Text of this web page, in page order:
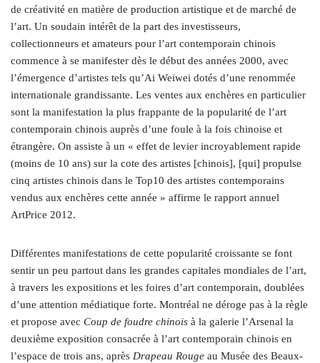
de créativité en matière de production artistique et de marché de
l’art. Un soudain intérêt de la part des investisseurs,
collectionneurs et amateurs pour l’art contemporain chinois
commence à se manifester dès le début des années 2000, avec
l’émergence d’artistes tels qu’Ai Weiwei dotés d’une renommée
internationale grandissante. Les ventes aux enchères en particulier
sont la manifestation la plus frappante de la popularité de l’art
contemporain chinois auprès d’une foule à la fois chinoise et
étrangère. On assiste à un « effet de levier incroyablement rapide
(moins de 10 ans) sur la cote des artistes [chinois], [qui] propulse
cinq artistes chinois dans le Top10 des artistes contemporains
vendus aux enchères cette année » affirme le rapport annuel
ArtPrice 2012.
Différentes manifestations de cette popularité croissante se font
sentir un peu partout dans les grandes capitales mondiales de l’art,
à travers les expositions et les foires d’art contemporain, doublées
d’une attention médiatique forte. Montréal ne déroge pas à la règle
et propose avec Coup de foudre chinois à la galerie l’Arsenal la
deuxième exposition consacrée à l’art contemporain chinois en
l’espace de trois ans, après Drapeau Rouge au Musée des Beaux-